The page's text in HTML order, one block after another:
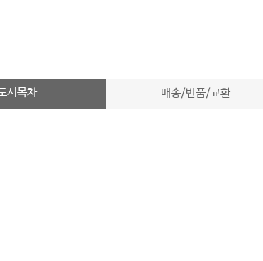
서목차 배송/반품/교환